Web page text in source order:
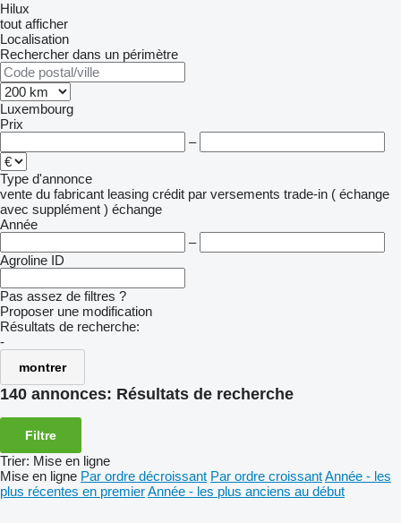
Hilux
tout afficher
Localisation
Rechercher dans un périmètre
Luxembourg
Prix
–
Type d'annonce
vente du fabricant leasing crédit par versements trade-in ( échange
avec supplément ) échange
Année
–
Agroline ID
Pas assez de filtres ?
Proposer une modification
Résultats de recherche:
-
montrer
140 annonces: Résultats de recherche
Filtre
Trier: Mise en ligne
Mise en ligne Par ordre décroissant Par ordre croissantAnnée - les
plus récentes en premierAnnée - les plus anciens au début